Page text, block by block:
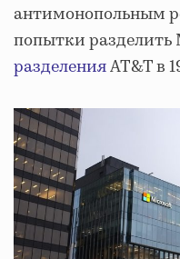
антимонопольным
попытки разделить
разделенияAT&T в